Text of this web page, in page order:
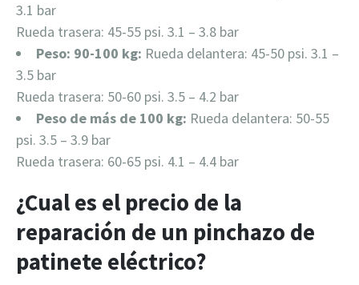
3.1 bar
Rueda trasera: 45-55 psi. 3.1 – 3.8 bar
Peso: 90-100 kg: Rueda delantera: 45-50 psi. 3.1 –
3.5 bar
Rueda trasera: 50-60 psi. 3.5 – 4.2 bar
Peso de más de 100 kg: Rueda delantera: 50-55
psi. 3.5 – 3.9 bar
Rueda trasera: 60-65 psi. 4.1 – 4.4 bar
¿Cual es el precio de la
reparación de un pinchazo de
patinete eléctrico?